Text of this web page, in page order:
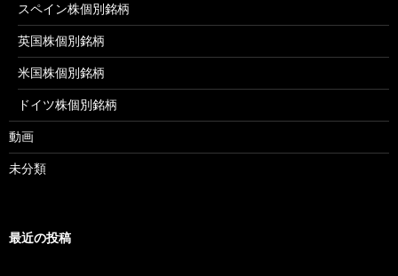
スペイン株個別銘柄
英国株個別銘柄
米国株個別銘柄
ドイツ株個別銘柄
動画
未分類
最近の投稿